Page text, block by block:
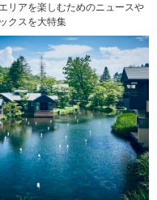
リアを楽しむためのニュースや
クスを大特集